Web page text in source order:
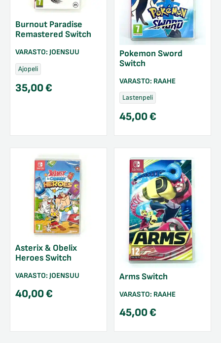
Burnout Paradise
Remastered Switch
VARASTO: JOENSUU
Ajopeli
35,00€
Pokemon Sword
Switch
VARASTO: RAAHE
Lastenpeli
45,00€
Asterix & Obelix
Heroes Switch
VARASTO: JOENSUU
40,00€
Arms Switch
VARASTO: RAAHE
45,00€